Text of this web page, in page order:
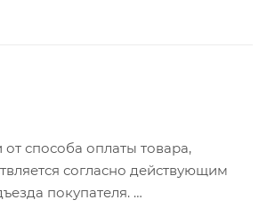
способа оплаты товара,
согласно действующим
покупателя.